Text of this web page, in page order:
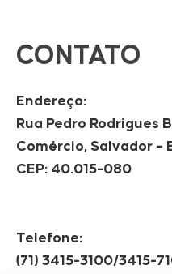
CONTATO
Endereço:
Rua Pedro Rodrigues
Comércio, Salvador –
CEP: 40.015-080
Telefone:
(71) 3415-3100/3415-